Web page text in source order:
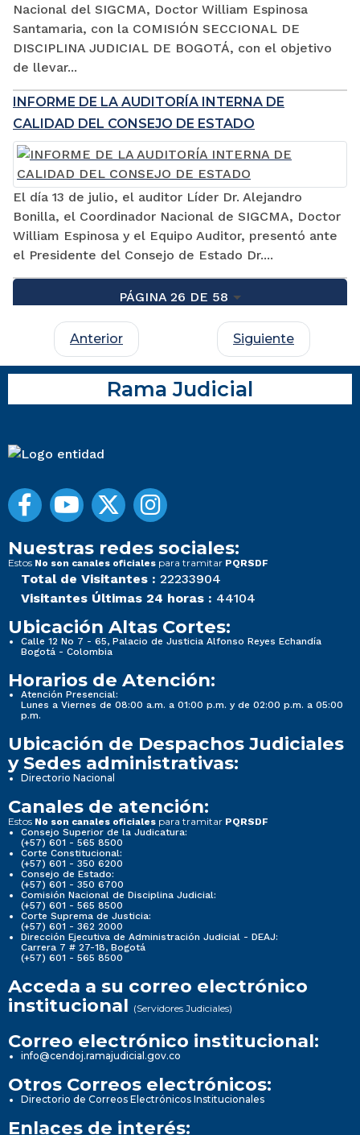
Nacional del SIGCMA, Doctor William Espinosa
Santamaria, con la COMISIÓN SECCIONAL DE
DISCIPLINA JUDICIAL DE BOGOTÁ, con el objetivo
de llevar...
INFORME DE LA AUDITORÍA INTERNA DE
CALIDAD DEL CONSEJO DE ESTADO
El día 13 de julio, el auditor Líder Dr. Alejandro
Bonilla, el Coordinador Nacional de SIGCMA, Doctor
William Espinosa y el Equipo Auditor, presentó ante
el Presidente del Consejo de Estado Dr....
PÁGINA 26 DE 58
Anterior Siguiente
Rama Judicial
Nuestras redes sociales:
Estos No son canales oficiales para tramitar PQRSDF
Total de Visitantes : 22233904
Visitantes Últimas 24 horas : 44104
Ubicación Altas Cortes:
Calle 12 No 7 - 65, Palacio de Justicia Alfonso Reyes Echandía
Bogotá - Colombia
Horarios de Atención:
Atención Presencial:
Lunes a Viernes de 08:00 a.m. a 01:00 p.m. y de 02:00 p.m. a 05:00
p.m.
Ubicación de Despachos Judiciales
y Sedes administrativas:
Directorio Nacional
Canales de atención:
Estos No son canales oficiales para tramitar PQRSDF
Consejo Superior de la Judicatura:
(+57) 601 - 565 8500
Corte Constitucional:
(+57) 601 - 350 6200
Consejo de Estado:
(+57) 601 - 350 6700
Comisión Nacional de Disciplina Judicial:
(+57) 601 - 565 8500
Corte Suprema de Justicia:
(+57) 601 - 362 2000
Dirección Ejecutiva de Administración Judicial - DEAJ:
Carrera 7 # 27-18, Bogotá
(+57) 601 - 565 8500
Acceda a su correo electrónico
institucional (Servidores Judiciales)
Correo electrónico institucional:
info@cendoj.ramajudicial.gov.co
Otros Correos electrónicos:
Directorio de Correos Electrónicos Institucionales
Enlaces de interés: